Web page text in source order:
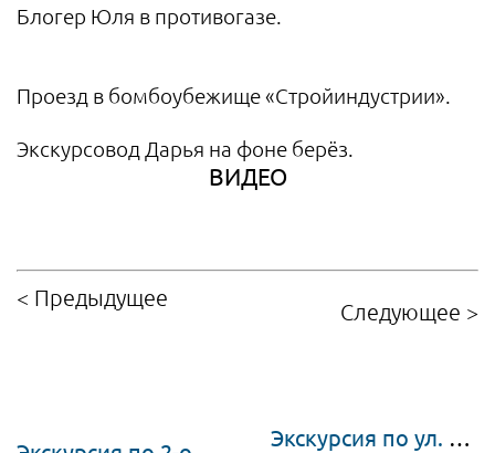
Блогер Юля в противогазе.
Проезд в бомбоубежище «Стройиндустрии».
Экскурсовод Дарья на фоне берёз.
ВИДЕО
< Предыдущее
Следующее >
Экскурсия по ул. 7 Ноября (бывш. Введенской)